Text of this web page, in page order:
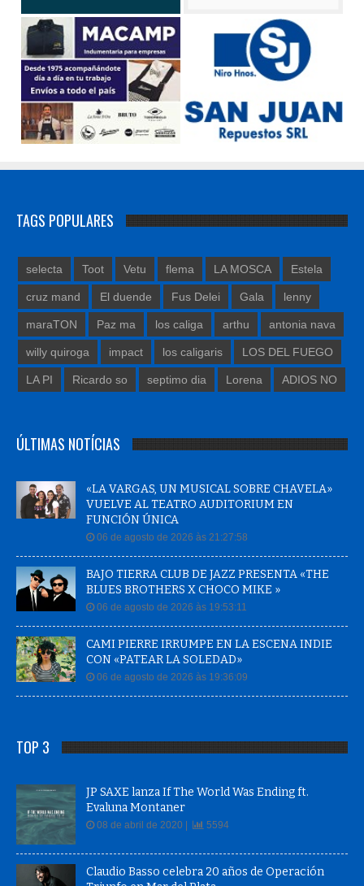
TAGS POPULARES
selecta Toot Vetu flema LA MOSCA Estela
cruz mand El duende Fus Delei Gala lenny
maraTON Paz ma los caliga arthu antonia nava
willy quiroga impact los caligaris LOS DEL FUEGO
LA PI Ricardo so septimo dia Lorena ADIOS NO
ÚLTIMAS NOTÍCIAS
«LA VARGAS, UN MUSICAL SOBRE CHAVELA»
VUELVE AL TEATRO AUDITORIUM EN
FUNCIÓN ÚNICA
06 de agosto de 2026 às 21:27:58
BAJO TIERRA CLUB DE JAZZ PRESENTA «THE
BLUES BROTHERS X CHOCO MIKE »
06 de agosto de 2026 às 19:53:11
CAMI PIERRE IRRUMPE EN LA ESCENA INDIE
CON «PATEAR LA SOLEDAD»
06 de agosto de 2026 às 19:36:09
TOP 3
JP SAXE lanza If The World Was Ending ft.
Evaluna Montaner
08 de abril de 2020 | 5594
Claudio Basso celebra 20 años de Operación